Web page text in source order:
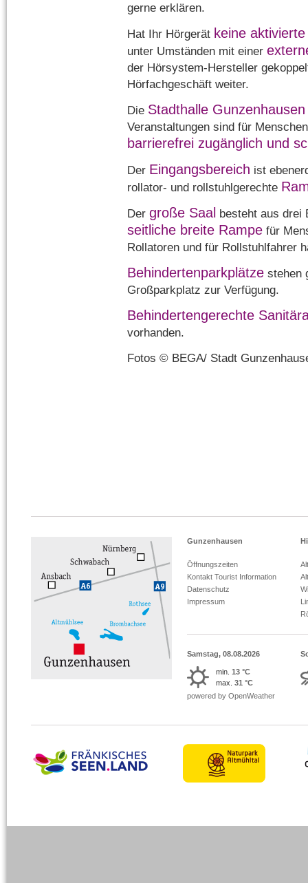
gerne erklären.
Hat Ihr Hörgerät keine
unter Umständen mit einer
der Hörsystem-Hersteller
Hörfachgeschäft weiter.
Die Stadthalle Gunzenhausen
Veranstaltungen sind für
barrierefrei zugänglich und
Der Eingangsbereich ist
rollator- und rollstuhlgerechte
Der große Saal besteht aus drei
seitliche breite Rampe für
Rollatoren und für Rollstuhlfahrer
Behindertenparkplätze stehen
Großparkplatz zur Verfügung.
Behindertengerechte
vorhanden.
Fotos © BEGA/ Stadt
Gunzenhausen
Öffnungszeiten
Kontakt Tourist Information
Datenschutz
Impressum
Samstag, 08.08.2026
min. 13 °C
max. 31 °C
powered by OpenWeather